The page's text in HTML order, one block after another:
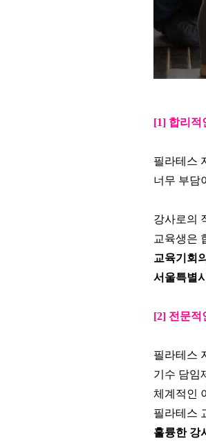
[1] 합리적
필라테스
너무 부담
강사로의
교육생은
교육기회
서울특별
[2] 전문적
필라테스
기수 담임
체계적인
필라테스
훌륭한 강